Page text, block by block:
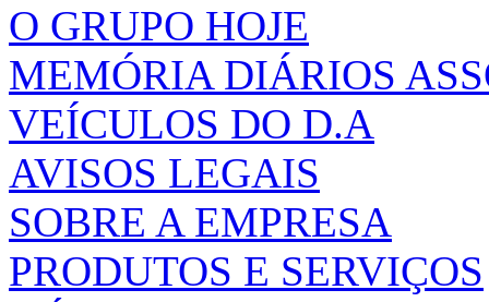
O GRUPO HOJE
MEMÓRIA DIÁRIOS
VEÍCULOS DO D.A
AVISOS LEGAIS
SOBRE A EMPRESA
PRODUTOS E SERVIÇOS